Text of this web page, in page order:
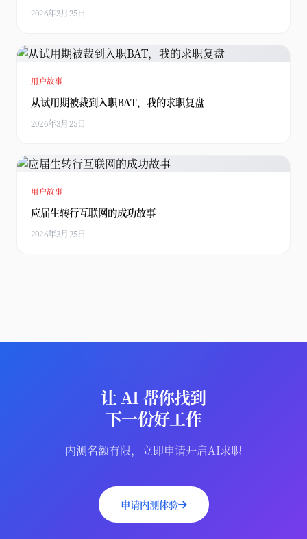
2026年3月25日
用户故事
从试用期被裁到入职BAT，我的求职复盘
2026年3月25日
用户故事
应届生转行互联网的成功故事
2026年3月25日
让 AI 帮你找到
下一份好工作
内测名额有限，立即申请开启AI求职
申请内测体验